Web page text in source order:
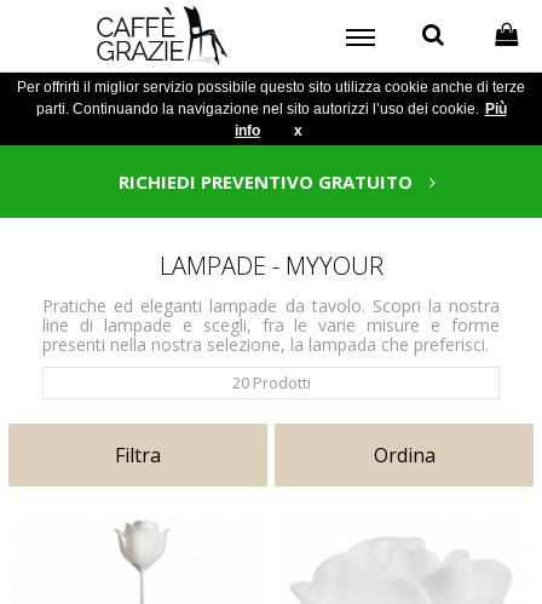
Per offrirti il miglior servizio possibile questo sito utilizza cookie anche di terze
parti. Continuando la navigazione nel sito autorizzi l’uso dei cookie. Più
info
x
RICHIEDI PREVENTIVO GRATUITO
LAMPADE - MYYOUR
Pratiche ed eleganti lampade da tavolo. Scopri la nostra
line di lampade e scegli, fra le varie misure e forme
presenti nella nostra selezione, la lampada che preferisci.
20 Prodotti
Filtra Ordina